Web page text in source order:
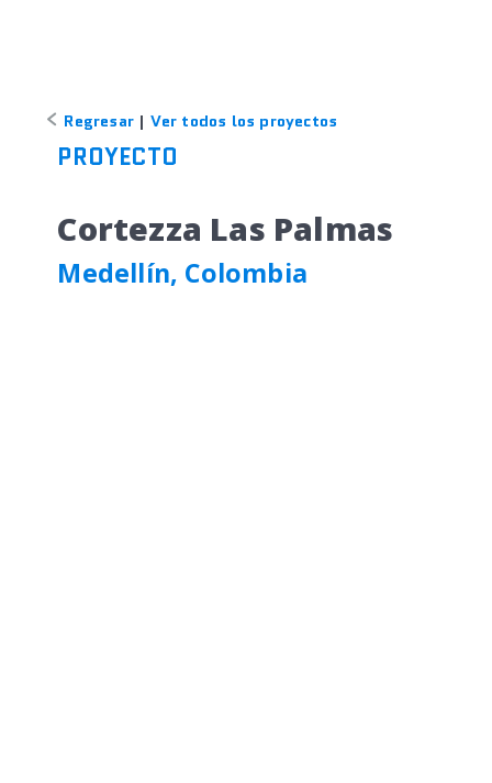
Regresar | Ver todos los proyectos
PROYECTO
Cortezza Las Palmas
Medellín, Colombia